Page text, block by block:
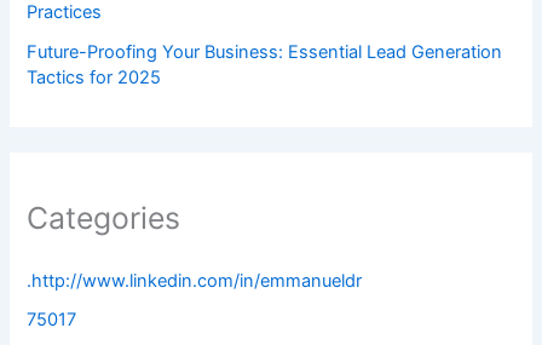
Practices
Future-Proofing Your Business: Essential Lead Generation
Tactics for 2025
Categories
.http://www.linkedin.com/in/emmanueldr
75017